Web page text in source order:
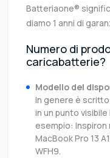
Batteriaone®
diamo 1 anni di
Numero di
caricabatterie?
Modello del
In genere è
in un punto
esempio: Inspiron
MacBook Pro 13
WFH9.